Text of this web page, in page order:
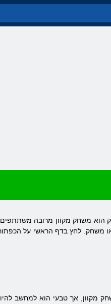
הוא משחק מקוון מרובה
לחץ בדף הראשי על
מקוון, אך טבעי הוא למחשב